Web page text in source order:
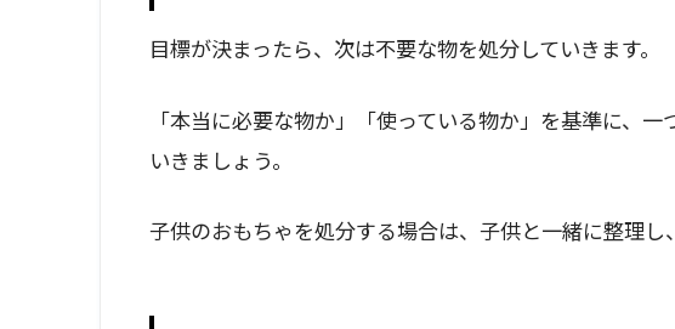
目標が決まったら、次は不要な物を処分していきます。
「本当に必要な物か」「使っている物か」を基準に、
いきましょう。
子供のおもちゃを処分する場合は、子供と一緒に整理し